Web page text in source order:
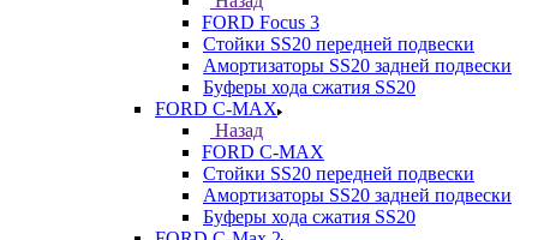
FORD Focus 3
Стойки SS20 передней подвески
Амортизаторы SS20 задней подвески
Буферы хода сжатия SS20
FORD С-MAX
Назад
FORD С-MAX
Стойки SS20 передней подвески
Амортизаторы SS20 задней подвески
Буферы хода сжатия SS20